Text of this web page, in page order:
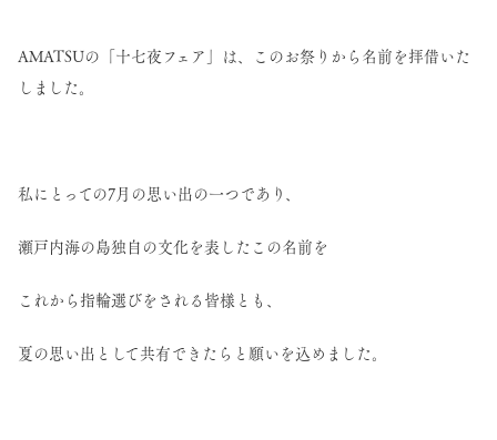
AMATSUの「十七夜フェア」は、このお祭りから名前を拝借いた
しました。
私にとっての7月の思い出の一つであり、
瀬戸内海の島独自の文化を表したこの名前を
これから指輪選びをされる皆様とも、
夏の思い出として共有できたらと願いを込めました。